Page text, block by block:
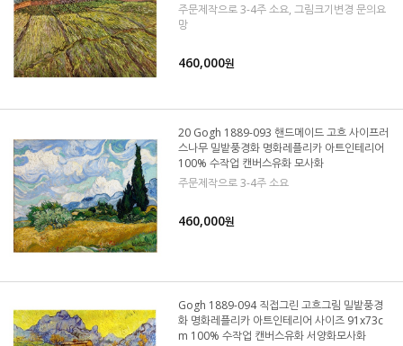
주문제작으로 3-4주 소요, 그림크기변경 문의요
망
460,000원
20 Gogh 1889-093 핸드메이드 고흐 사이프러
스나무 밀밭풍경화 명화레플리카 아트인테리어
100% 수작업 캔버스유화 모사화
주문제작으로 3-4주 소요
460,000원
Gogh 1889-094 직접그린 고흐그림 밀밭풍경
화 명화레플리카 아트인테리어 사이즈 91x73c
m 100% 수작업 캔버스유화 서양화모사화